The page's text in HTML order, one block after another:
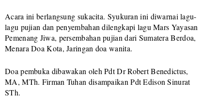
Acara ini berlangsung sukacita. Syukuran ini diwarnai lagu-
lagu pujian dan penyembahan dilengkapi lagu Mars Yayasan
Pemenang Jiwa, persembahan pujian dari Sumatera Berdoa,
Menara Doa Kota, Jaringan doa wanita.
Doa pembuka dibawakan oleh Pdt Dr Robert Benedictus,
MA, MTh. Firman Tuhan disampaikan Pdt Edison Sinurat
STh.